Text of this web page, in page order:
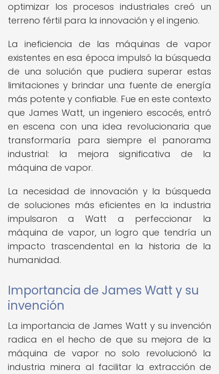
optimizar los procesos industriales creó un
terreno fértil para la innovación y el ingenio.
La ineficiencia de las máquinas de vapor
existentes en esa época impulsó la búsqueda
de una solución que pudiera superar estas
limitaciones y brindar una fuente de energía
más potente y confiable. Fue en este contexto
que James Watt, un ingeniero escocés, entró
en escena con una idea revolucionaria que
transformaría para siempre el panorama
industrial: la mejora significativa de la
máquina de vapor.
La necesidad de innovación y la búsqueda
de soluciones más eficientes en la industria
impulsaron a Watt a perfeccionar la
máquina de vapor, un logro que tendría un
impacto trascendental en la historia de la
humanidad.
Importancia de James Watt y su
invención
La importancia de James Watt y su invención
radica en el hecho de que su mejora de la
máquina de vapor no solo revolucionó la
industria minera al facilitar la extracción de